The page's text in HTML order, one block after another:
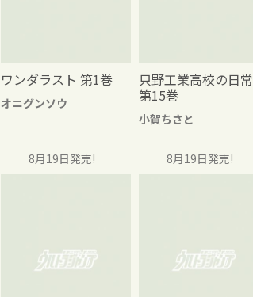
ワンダラスト 第1巻
オニグンソウ
只野工業高校の日常
第15巻
小賀ちさと
8月19日発売! 8月19日発売!